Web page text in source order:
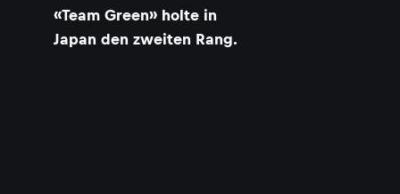
«Team Green» holte in
Japan den zweiten Rang.